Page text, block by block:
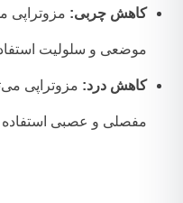
کاهش چربی:مزوتراپی
موضعی و سلولیت استفاده
کاهش درد:مزوتراپی
مفصلی و عصبی استفاده